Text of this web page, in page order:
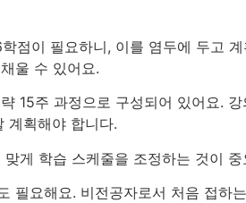
점이 필요하니, 이를 염두에 두고
울 수 있어요.
15주 과정으로 구성되어 있어요.
계획해야 합니다.
게 학습 스케줄을 조정하는 것이 중
필요해요. 비전공자로서 처음 접하